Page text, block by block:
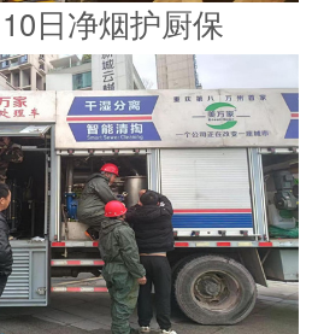
日净烟护厨保